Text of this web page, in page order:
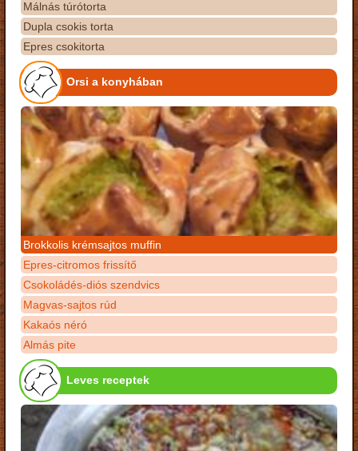
Málnás túrótorta
Dupla csokis torta
Epres csokitorta
Orsi a konyhában
Brokkolis krémsajtos muffin
Epres-citromos frissítő
Csokoládés-diós szendvics
Magvas-sajtos rúd
Kakaós néró
Almás pite
Leves receptek